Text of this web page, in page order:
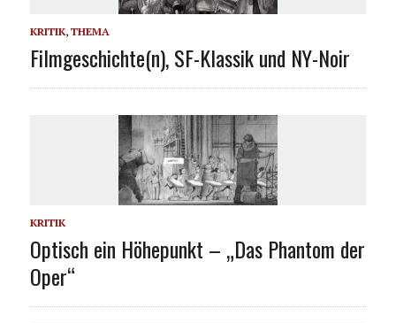
KRITIK, THEMA
Filmgeschichte(n), SF-Klassik und NY-Noir
KRITIK
Optisch ein Höhepunkt – „Das Phantom der
Oper“